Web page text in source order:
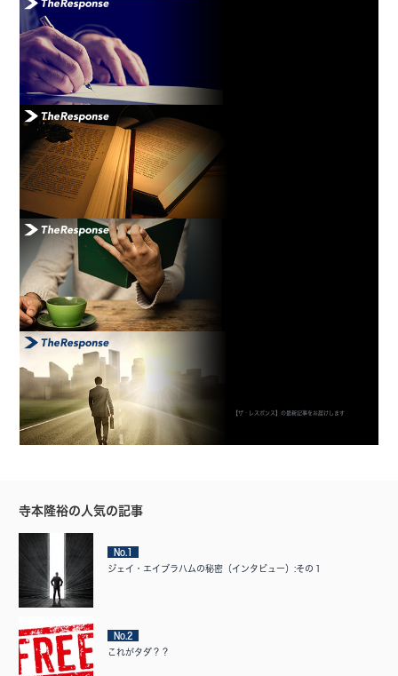
【ザ・レスポンス】の最新記事をお届けします
寺本隆裕の人気の記事
No.1
ジェイ・エイブラハムの秘密（インタビュー）:その１
No.2
これがタダ？？